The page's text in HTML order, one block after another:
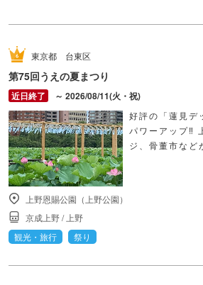
東京都 台東区
第75回うえの夏まつり
～ 2026/08/11(火・祝)
好評の「蓮見デ
パワーアップ‼
ジ、骨董市など
上野恩賜公園（上野公園）
京成上野/ 上野
観光・旅行
祭り